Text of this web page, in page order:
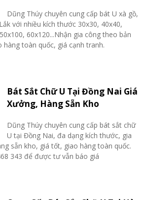
Dũng Thúy chuyên cung cấp bát U xà gồ,
với nhiều kích thước 30x30, 40x40,
60x120...Nhận gia công theo bản
hàng toàn quốc, giá cạnh tranh.
Bát Sắt Chữ U Tại Đồng Nai Giá
Xưởng, Hàng Sẵn Kho
Dũng Thúy chuyên cung cấp bát sắt chữ
U tại Đồng Nai, đa dạng kích thước, gia
sẵn kho, giá tốt, giao hàng toàn quốc.
343 để được tư vẫn báo giá